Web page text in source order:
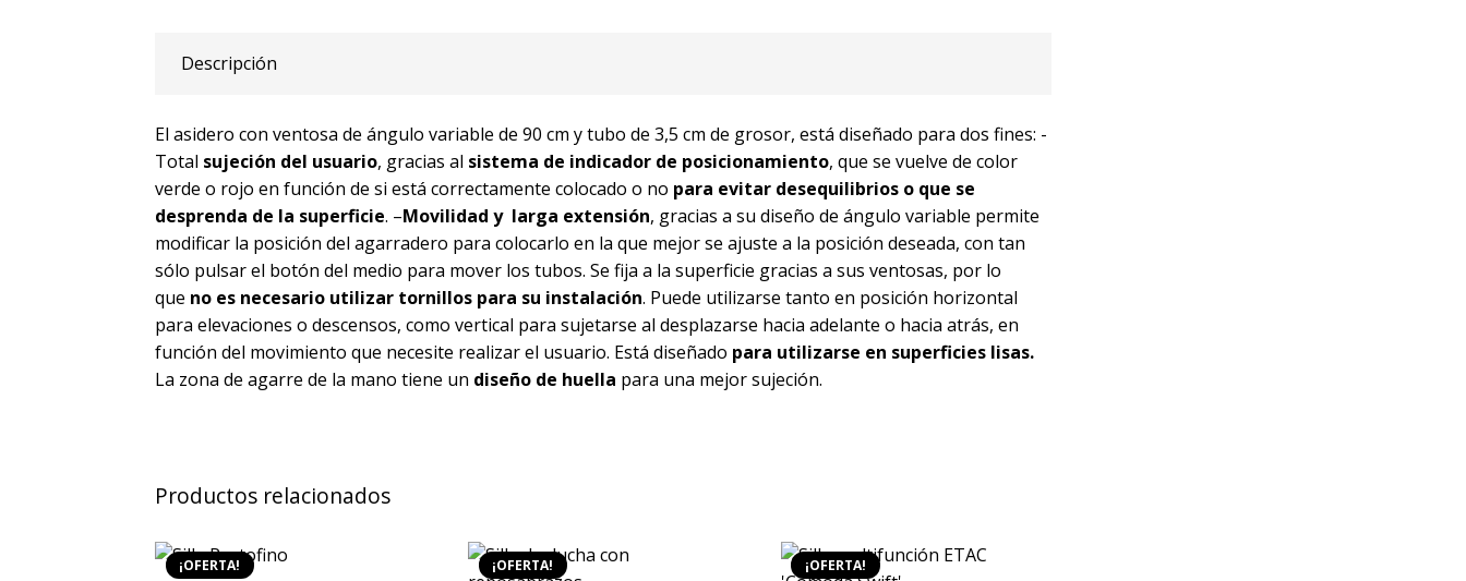
Descripción
El asidero con ventosa de ángulo variable de 90 cm y tubo de 3,5 cm de grosor, está diseñado para dos fines: -
Total sujeción del usuario, gracias al sistema de indicador de posicionamiento, que se vuelve de color
verde o rojo en función de si está correctamente colocado o no para evitar desequilibrios o que se
desprenda de la superficie. –Movilidad y larga extensión, gracias a su diseño de ángulo variable permite
modificar la posición del agarradero para colocarlo en la que mejor se ajuste a la posición deseada, con tan
sólo pulsar el botón del medio para mover los tubos. Se fija a la superficie gracias a sus ventosas, por lo
que no es necesario utilizar tornillos para su instalación. Puede utilizarse tanto en posición horizontal
para elevaciones o descensos, como vertical para sujetarse al desplazarse hacia adelante o hacia atrás, en
función del movimiento que necesite realizar el usuario. Está diseñado para utilizarse en superficies lisas.
La zona de agarre de la mano tiene un diseño de huella para una mejor sujeción.
Productos relacionados
¡OFERTA! ¡OFERTA! ¡OFERTA!